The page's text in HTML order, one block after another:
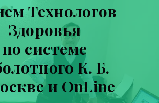
Технологов
Здоровья
по системе
К. Б.
и OnLine